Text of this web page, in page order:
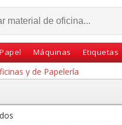
Papel Máquinas Etiquetas
y de Papelería